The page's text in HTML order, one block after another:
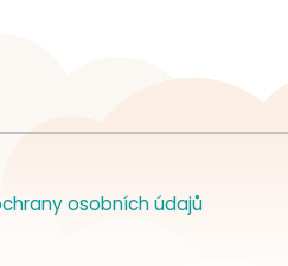
osobních údajů